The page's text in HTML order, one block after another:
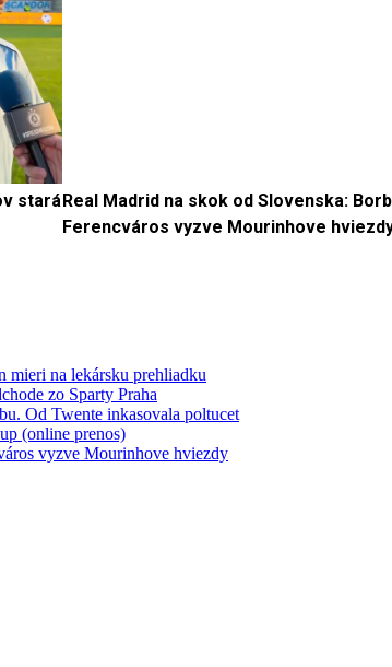
staráReal Madrid na skok od Slovenska:
Ferencváros vyzve Mourinhove
mieri na lekársku prehliadku
zo Sparty Praha
Od Twente inkasovala poltucet
(online prenos)
vyzve Mourinhove hviezdy